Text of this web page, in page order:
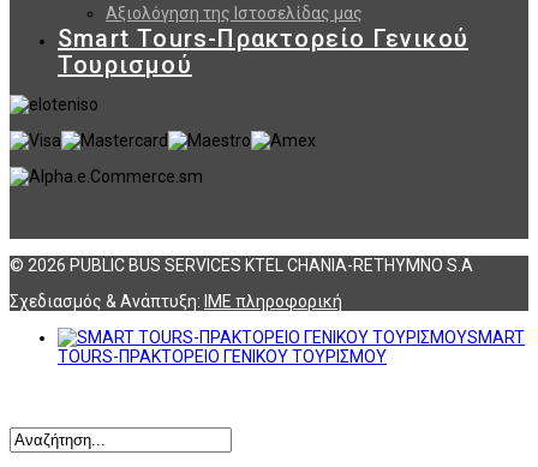
Αξιολόγηση της Ιστοσελίδας μας
Smart Tours-Πρακτορείο Γενικού
Τουρισμού
© 2026 PUBLIC BUS SERVICES KTEL CHANIA-RETHYMNO S.A
Σχεδιασμός & Ανάπτυξη: ΙΜΕ πληροφορική
SMART
TOURS-ΠΡΑΚΤΟΡΕΙΟ ΓΕΝΙΚΟΥ ΤΟΥΡΙΣΜΟΥ